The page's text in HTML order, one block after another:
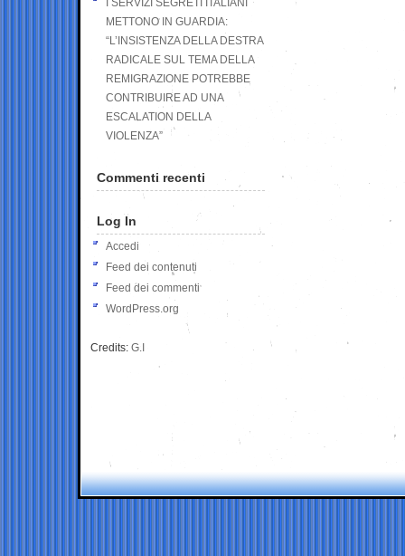
I SERVIZI SEGRETI ITALIANI
METTONO IN GUARDIA:
“L’INSISTENZA DELLA DESTRA
RADICALE SUL TEMA DELLA
REMIGRAZIONE POTREBBE
CONTRIBUIRE AD UNA
ESCALATION DELLA
VIOLENZA”
Commenti recenti
Log In
Accedi
Feed dei contenuti
Feed dei commenti
WordPress.org
Credits: G.I